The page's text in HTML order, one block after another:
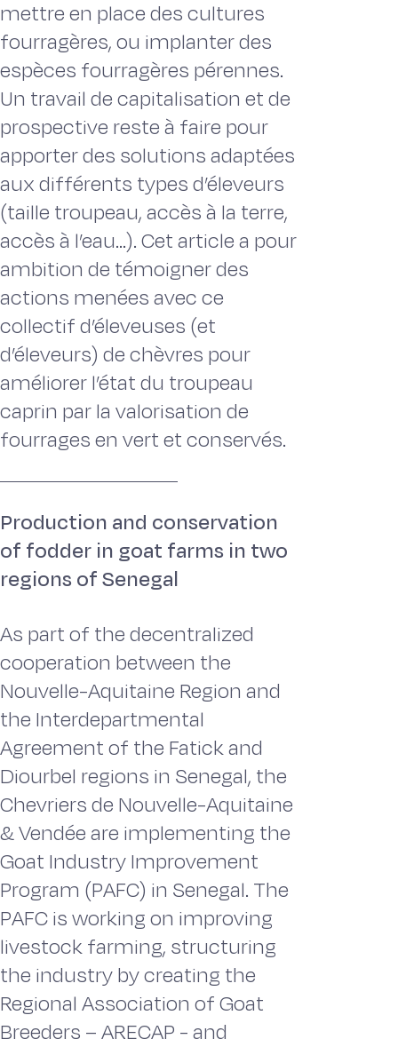
mettre en place des cultures
fourragères, ou implanter des
espèces fourragères pérennes.
Un travail de capitalisation et de
prospective reste à faire pour
apporter des solutions adaptées
aux différents types d’éleveurs
(taille troupeau, accès à la terre,
accès à l’eau...). Cet article a pour
ambition de témoigner des
actions menées avec ce
collectif d’éleveuses (et
d’éleveurs) de chèvres pour
améliorer l’état du troupeau
caprin par la valorisation de
fourrages en vert et conservés.
Production and conservation
of fodder in goat farms in two
regions of Senegal
As part of the decentralized
cooperation between the
Nouvelle-Aquitaine Region and
the Interdepartmental
Agreement of the Fatick and
Diourbel regions in Senegal, the
Chevriers de Nouvelle-Aquitaine
& Vendée are implementing the
Goat Industry Improvement
Program (PAFC) in Senegal. The
PAFC is working on improving
livestock farming, structuring
the industry by creating the
Regional Association of Goat
Breeders – ARECAP - and